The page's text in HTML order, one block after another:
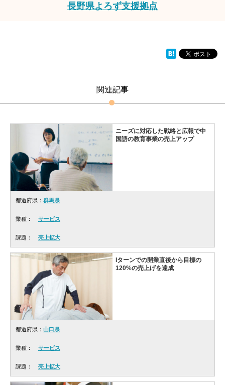
長野県よろず支援拠点
関連記事
ニーズに対応した戦略と広報で中
国語の教育事業の売上アップ
都道府県： 群馬県
業種： サービス
課題： 売上拡大
Iターンでの開業直後から目標の
120%の売上げを達成
都道府県： 山口県
業種： サービス
課題： 売上拡大